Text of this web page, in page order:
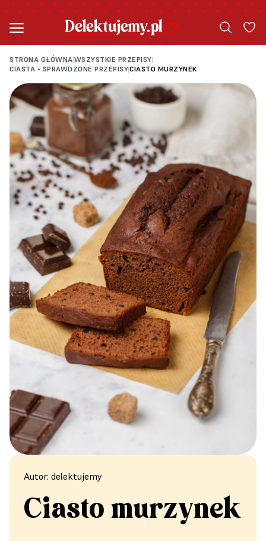
STRONA GŁÓWNA|WSZYSTKIE PRZEPISY|
CIASTA - SPRAWDZONE PRZEPISY|CIASTO MURZYNEK
Autor: delektujemy
Ciasto murzynek